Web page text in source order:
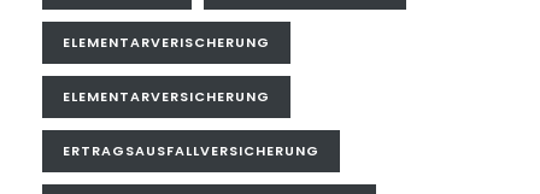
ELEMENTARVERISCHERUNG
ELEMENTARVERSICHERUNG
ERTRAGSAUSFALLVERSICHERUNG